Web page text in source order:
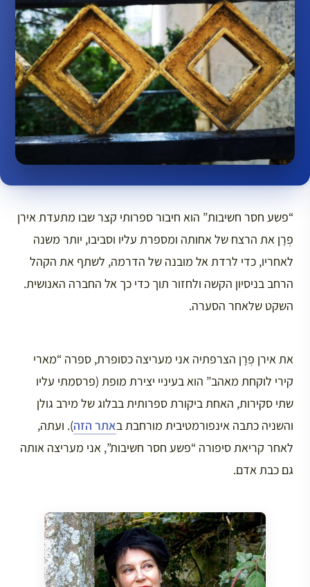
“פשע חסר חשיבות” הוא חיבור ספרותי קצר שבו מתעדת אירן
פְרָן את הרצח של אחותה ומספרת עליו וסביבו, יותר משנה
לאחריו, כדי לרדת אל מובנה של הדרמה, לשתף את הקהל
הרחב בניסיון הקשה ולחזור תוך כדי כך אל החברה האנושית.
השקט שלאחר הסערה.
את אירן פְרָן הצרפתיה אני מעריצה כסופרת, ספרה “מארי
קירי לוקחת מאהב” הוא בעיניי יצירת מופת (פרסמתי עליו
שתי סקירות, האחת ביקורת ספרותית בבלוג של מירב גולן
והשניה כתבה אינפורמטיבית מורחבת באתר הזה). ועתה,
לאחר קריאת סיפורה “פשע חסר חשיבות”, אני מעריצה אותה
גם כבת אדם.